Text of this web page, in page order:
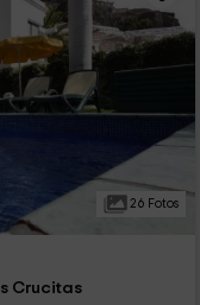
26 Fotos
Crucitas